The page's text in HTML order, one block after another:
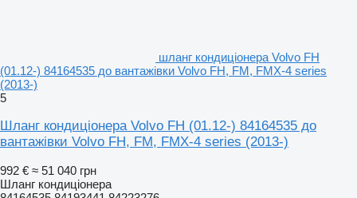
шланг кондиціонера Volvo FH
(01.12-) 84164535 до вантажівки Volvo FH, FM, FMX-4 series
(2013-)
5
Шланг кондиціонера Volvo FH (01.12-) 84164535 до
вантажівки Volvo FH, FM, FMX-4 series (2013-)
992 € ≈ 51 040 грн
Шланг кондиціонера